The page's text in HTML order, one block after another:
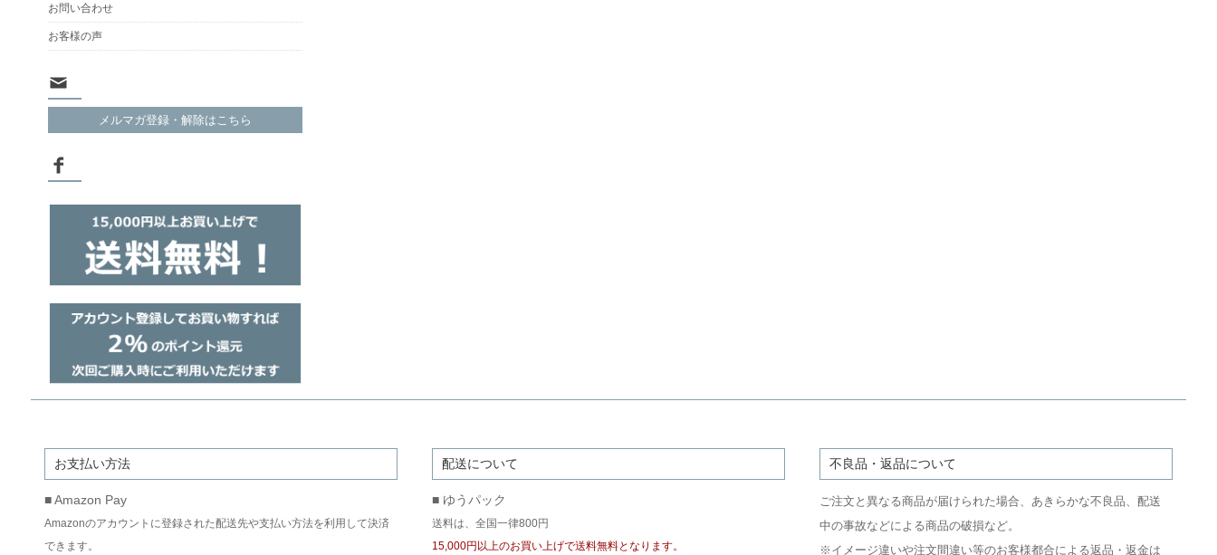
お問い合わせ
お客様の声
メルマガ登録・解除はこちら
お支払い方法
■ Amazon Pay
Amazonのアカウントに登録された配送先や支払い方法を利用して決済
できます。
配送について
■ ゆうパック
送料は、全国一律800円
15,000円以上のお買い上げで送料無料となります。
不良品・返品について
ご注文と異なる商品が届けられた場合、あきらかな不良品、配送
中の事故などによる商品の破損など。
※イメージ違いや注文間違い等のお客様都合による返品・返金は